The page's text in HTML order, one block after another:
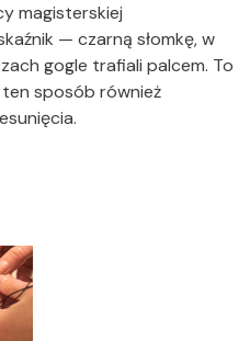
magisterskiej
— czarną słomkę, w
gogle trafiali palcem. To
sposób również